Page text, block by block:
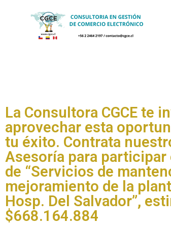
La Consultora CGCE te
aprovechar esta
tu éxito. Contrata
Asesoría para
de “Servicios de
mejoramiento de la
Hosp. Del Salvador”,
$668.164.884